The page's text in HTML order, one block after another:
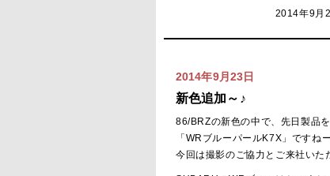
2014年9月
2014年9月23日
新色追加～♪
86/BRZの新色の中で、先日製品
「WRブルーパールK7X」ですねー
今回は撮影のご協力とご来社いた